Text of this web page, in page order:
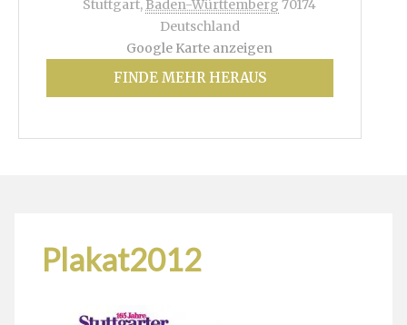
Stuttgart, Baden-Württemberg 70174
Deutschland
Google Karte anzeigen
FINDE MEHR HERAUS
Plakat2012